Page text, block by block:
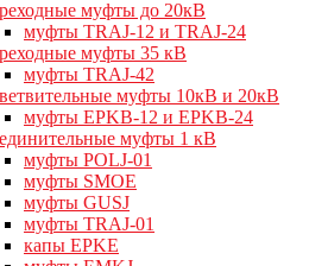
муфты до 20кВ
муфты TRAJ-12 и TRAJ-24
муфты 35 кВ
муфты TRAJ-42
муфты 10кВ и 20кВ
муфты EPKB-12 и EPKB-24
муфты 1 кВ
муфты POLJ-01
муфты SMOE
муфты GUSJ
муфты TRAJ-01
капы EPKE